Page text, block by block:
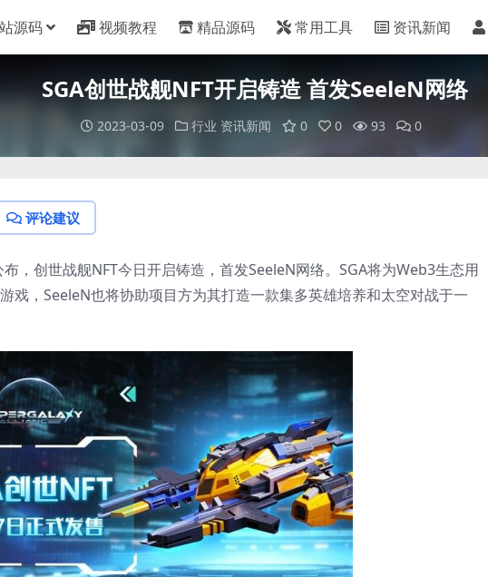
源码 视频教程 精品源码 常用工具 资讯新闻
SGA创世战舰NFT开启铸造 首发SeeleN网络
2023-03-09 行业 资讯新闻 0 0 93 0
评论建议
，创世战舰NFT今日开启铸造，首发SeeleN网络。SGA将为Web3生态用
戏，SeeleN也将协助项目方为其打造一款集多英雄培养和太空对战于一